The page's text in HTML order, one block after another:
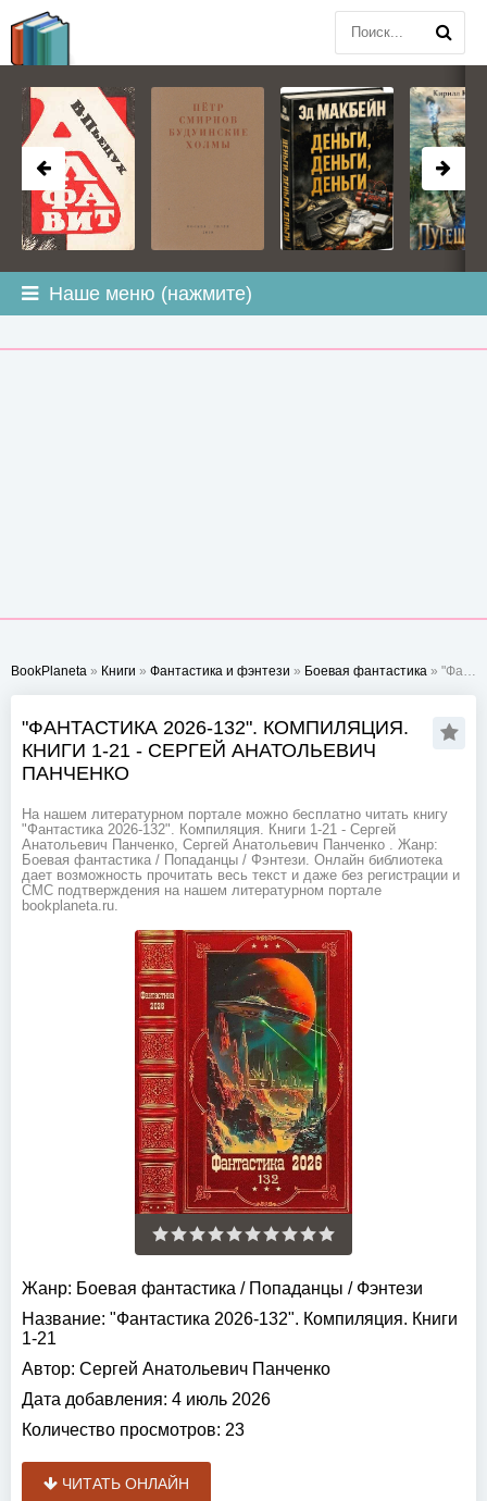
Наше меню (нажмите)
BookPlaneta » Книги » Фантастика и фэнтези » Боевая фантастика » "Фантастика 2026-132". Компиляция. Книги 1-21 - Сергей Анатольевич Панченко
"ФАНТАСТИКА 2026-132". КОМПИЛЯЦИЯ.
КНИГИ 1-21 - СЕРГЕЙ АНАТОЛЬЕВИЧ
ПАНЧЕНКО
На нашем литературном портале можно бесплатно читать книгу
"Фантастика 2026-132". Компиляция. Книги 1-21 - Сергей
Анатольевич Панченко, Сергей Анатольевич Панченко . Жанр:
Боевая фантастика / Попаданцы / Фэнтези. Онлайн библиотека
дает возможность прочитать весь текст и даже без регистрации и
СМС подтверждения на нашем литературном портале
bookplaneta.ru.
Жанр: Боевая фантастика / Попаданцы / Фэнтези
Название: "Фантастика 2026-132". Компиляция. Книги
1-21
Автор: Сергей Анатольевич Панченко
Дата добавления: 4 июль 2026
Количество просмотров: 23
ЧИТАТЬ ОНЛАЙН
BOOKPLANETA.COM